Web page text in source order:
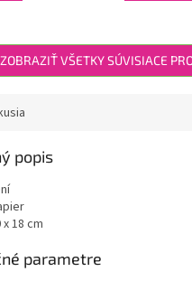
ZOBRAZIŤ VŠETKY SÚVISIACE
popis
18 cm
parametre